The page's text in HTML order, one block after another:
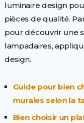
luminaire design
pièces de qualité.
pour découvrir une
lampadaires,
design.
Guide pour bien
murales selon la
Bien choisir un